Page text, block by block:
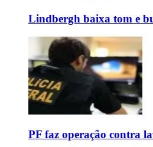
Lindbergh baixa tom e
PF faz operação contra